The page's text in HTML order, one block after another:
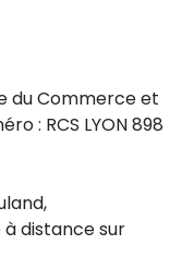
du Commerce et
: RCS LYON 898
distance sur